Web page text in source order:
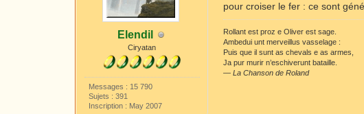
Elendil
Ciryatan
Messages : 15 790
Sujets : 391
Inscription : May 2007
pour croiser le fer : ce sont
Rollant est proz e Oliver est sage.
Ambedui unt merveillus vasselage :
Puis que il sunt as chevals e as armes,
Ja pur murir n’eschiverunt bataille.
—La Chanson de Roland